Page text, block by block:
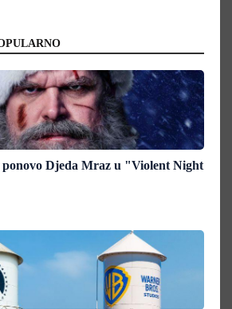
Djeda Mraz u "Violent Night